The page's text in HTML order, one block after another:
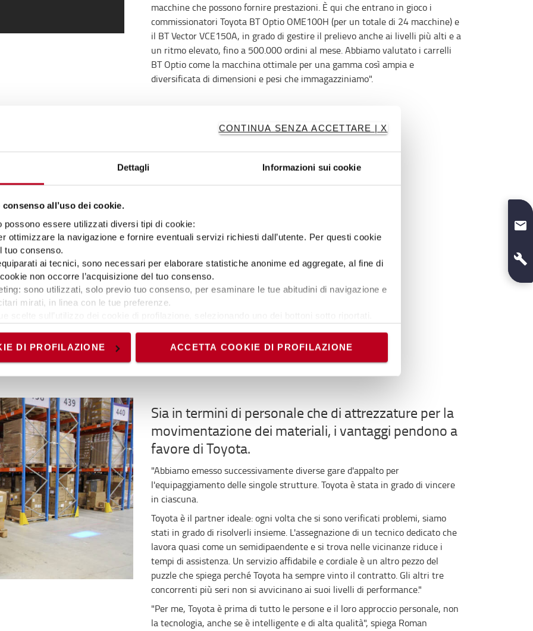
CONTINUA SENZA ACCETTARE | X
Dettagli Informazioni sui cookie
all’uso dei cookie.
possono essere utilizzati diversi tipi di cookie:
ottimizzare la navigazione e fornire eventuali servizi richiesti dall’utente. Per questi cookie
tuo consenso.
ai tecnici, sono necessari per elaborare statistiche anonime ed aggregate, al fine di
non occorre l’acquisizione del tuo consenso.
sono utilizzati, solo previo tuo consenso, per esaminare le tue abitudini di navigazione e
mirati, in linea con le tue preferenze.
ed analytics, per i quali non occorre il tuo consenso. Potrai comunque modificare le tue
al link presente nel footer.
DI PROFILAZIONE ACCETTA COOKIE DI PROFILAZIONE
macchine che possono fornire prestazioni. È qui che entrano in gioco i
commissionatori Toyota BT Optio OME100H (per un totale di 24 macchine) e
il BT Vector VCE150A, in grado di gestire il prelievo anche ai livelli più alti e a
un ritmo elevato, fino a 500.000 ordini al mese. Abbiamo valutato i carrelli
BT Optio come la macchina ottimale per una gamma così ampia e
diversificata di dimensioni e pesi che immagazziniamo".
in modo
supervisiona
regolarmente con i dati del
tutte le sue
batterie e, grazie alla
avvenuti e chi li ha
Ho utilizzato la
più pesanti, che ha
perché il numero di
difficile persuadere i
corretto è
conto che I_Site e il
gli incidenti. Le
Sia in termini di personale che di attrezzature per la
movimentazione dei materiali, i vantaggi pendono a
favore di Toyota.
"Abbiamo emesso successivamente diverse gare d'appalto per
l'equipaggiamento delle singole strutture. Toyota è stata in grado di vincere
in ciascuna.
Toyota è il partner ideale: ogni volta che si sono verificati problemi, siamo
stati in grado di risolverli insieme. L'assegnazione di un tecnico dedicato che
lavora quasi come un semidipaendente e si trova nelle vicinanze riduce i
tempi di assistenza. Un servizio affidabile e cordiale è un altro pezzo del
puzzle che spiega perché Toyota ha sempre vinto il contratto. Gli altri tre
concorrenti più seri non si avvicinano ai suoi livelli di performance."
"Per me, Toyota è prima di tutto le persone e il loro approccio personale, non
la tecnologia, anche se è intelligente e di alta qualità", spiega Roman